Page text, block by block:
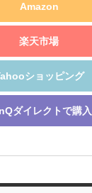
Amazon
楽天市場
ショッピング
ダイレクトで購入